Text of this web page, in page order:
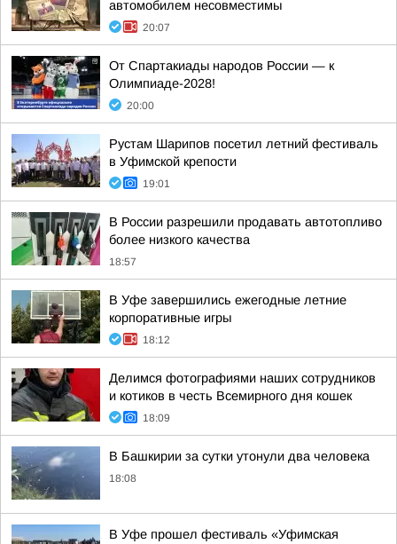
автомобилем несовместимы
20:07
От Спартакиады народов России — к
Олимпиаде-2028!
20:00
Рустам Шарипов посетил летний фестиваль
в Уфимской крепости
19:01
В России разрешили продавать автотопливо
более низкого качества
18:57
В Уфе завершились ежегодные летние
корпоративные игры
18:12
Делимся фотографиями наших сотрудников
и котиков в честь Всемирного дня кошек
18:09
В Башкирии за сутки утонули два человека
18:08
В Уфе прошел фестиваль «Уфимская